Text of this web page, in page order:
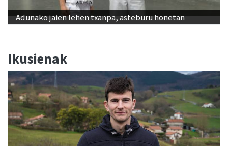
Adunako jaien lehen txanpa, asteburu honetan
Ikusienak